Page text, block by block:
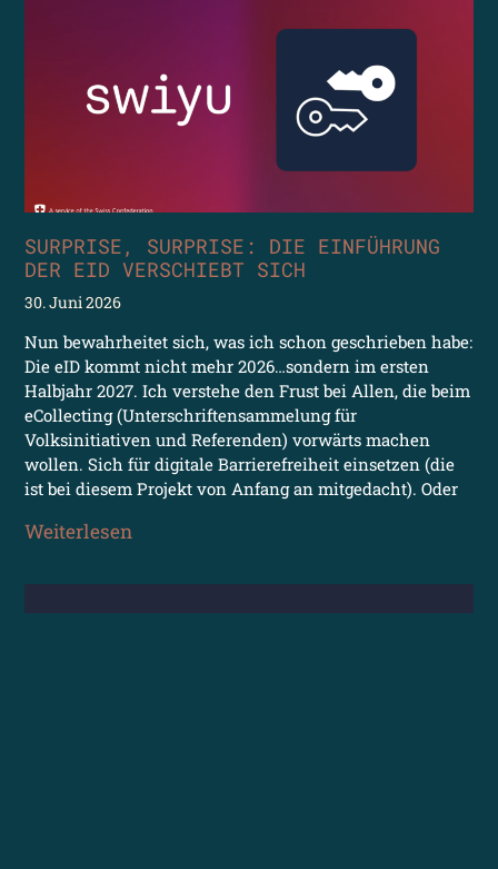
SURPRISE, SURPRISE: DIE EINFÜHRUNG
DER EID VERSCHIEBT SICH
30. Juni 2026
Nun bewahrheitet sich, was ich schon geschrieben habe:
Die eID kommt nicht mehr 2026…sondern im ersten
Halbjahr 2027. Ich verstehe den Frust bei Allen, die beim
eCollecting (Unterschriftensammelung für
Volksinitiativen und Referenden) vorwärts machen
wollen. Sich für digitale Barrierefreiheit einsetzen (die
ist bei diesem Projekt von Anfang an mitgedacht). Oder
Weiterlesen